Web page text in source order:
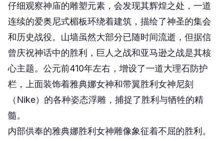
仔细观察神庙的雕塑元素，会发现其辉煌之处，一道
连续的爱奥尼式楣板环绕着建筑，描绘了神圣的集会
和历史战役。山墙虽然大部分已随时间流逝，但据信
曾庆祝神话中的胜利，巨人之战和亚马逊之战是其核
心主题。公元前410年左右，增设了一道大理石防护
栏，上面装饰着雅典娜女神和带翼胜利女神尼刻
（Nike）的各种姿态浮雕，捕捉了胜利与牺牲的精
髓。
内部供奉的雅典娜胜利女神雕像象征着不屈的胜利。